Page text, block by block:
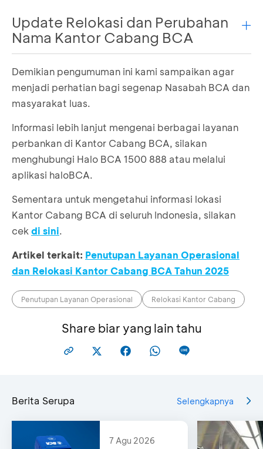
Update Relokasi dan Perubahan
Nama Kantor Cabang BCA
Nama Cabang Alamat Lama Alamat
KCP Babat
Jl. Raya Babat
No. 232, Babat,
Lamongan
62271
No. 234,
Kab.
KCP Plasa
Marina
menjadi
KCP Royal
Plaza
No. 97-99,
Surabaya
60238
Royal
Lantai 2 Unit
No. 16-18,
Surabaya
Komplek
perumahan
Taman Kopo
Kec.
40215
Demikian pengumuman ini kami sampaikan agar
menjadi perhatian bagi segenap Nasabah BCA dan
masyarakat luas.
Informasi lebih lanjut mengenai berbagai layanan
perbankan di Kantor Cabang BCA, silakan
menghubungi Halo BCA 1500 888 atau melalui
aplikasi haloBCA.
Sementara untuk mengetahui informasi lokasi
Kantor Cabang BCA di seluruh Indonesia, silakan
cekdi sini.
Artikel terkait: Penutupan Layanan Operasional
dan Relokasi Kantor Cabang BCA Tahun 2025
Penutupan Layanan Operasional Relokasi Kantor Cabang
Share biar yang lain tahu
Berita Serupa Selengkapnya
7 Agu 2026